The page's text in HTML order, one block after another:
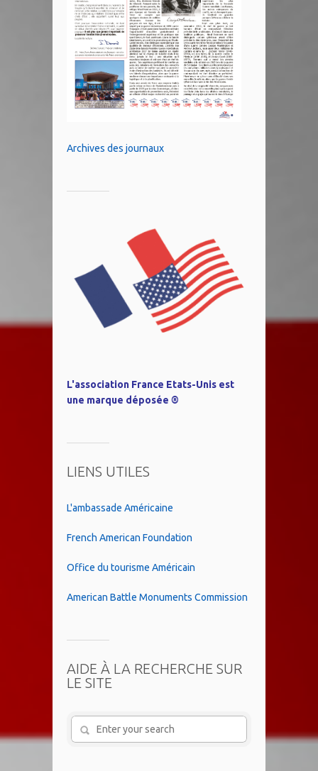
Archives des journaux
L'association France Etats-Unis est
une marque déposée ®
LIENS UTILES
L'ambassade Américaine
French American Foundation
Office du tourisme Américain
American Battle Monuments Commission
AIDE À LA RECHERCHE SUR
LE SITE